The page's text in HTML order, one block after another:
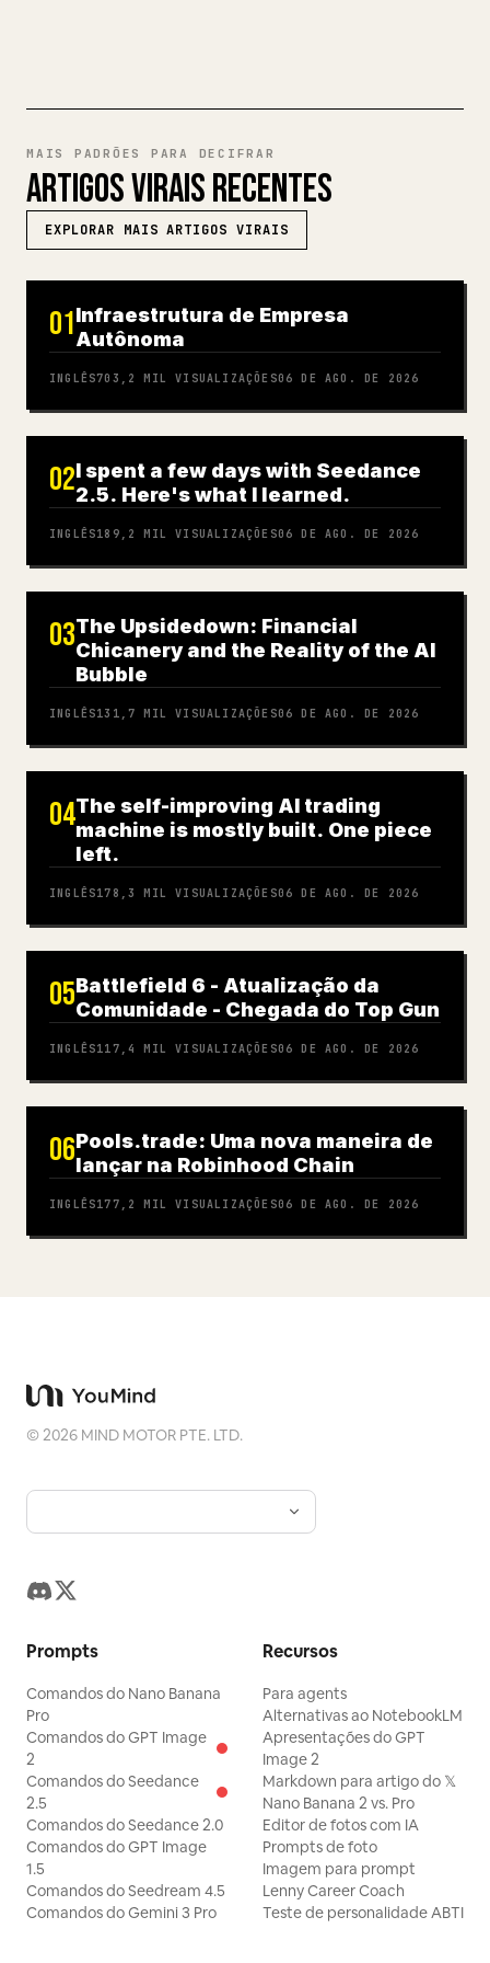
MAIS PADRÕES PARA DECIFRAR
ARTIGOS VIRAIS RECENTES
EXPLORAR MAIS ARTIGOS VIRAIS
01Infraestrutura de Empresa
Autônoma
INGLÊS703,2 MIL VISUALIZAÇÕES06 DE AGO. DE 2026
02I spent a few days with Seedance
2.5. Here's what I learned.
INGLÊS189,2 MIL VISUALIZAÇÕES06 DE AGO. DE 2026
03The Upsidedown: Financial
Chicanery and the Reality of the AI
Bubble
INGLÊS131,7 MIL VISUALIZAÇÕES06 DE AGO. DE 2026
04The self-improving AI trading
machine is mostly built. One piece
left.
INGLÊS178,3 MIL VISUALIZAÇÕES06 DE AGO. DE 2026
05Battlefield 6 - Atualização da
Comunidade - Chegada do Top Gun
INGLÊS117,4 MIL VISUALIZAÇÕES06 DE AGO. DE 2026
06Pools.trade: Uma nova maneira de
lançar na Robinhood Chain
INGLÊS177,2 MIL VISUALIZAÇÕES06 DE AGO. DE 2026
©2026 MIND MOTOR PTE. LTD.
Prompts
Comandos do Nano Banana
Pro
Comandos do GPT Image
2
Comandos do Seedance
2.5
Comandos do Seedance 2.0
Comandos do GPT Image
1.5
Comandos do Seedream 4.5
Comandos do Gemini 3 Pro
Recursos
Para agents
Alternativas ao NotebookLM
Apresentações do GPT
Image 2
Markdown para artigo do 𝕏
Nano Banana 2 vs. Pro
Editor de fotos com IA
Prompts de foto
Imagem para prompt
Lenny Career Coach
Teste de personalidade ABTI